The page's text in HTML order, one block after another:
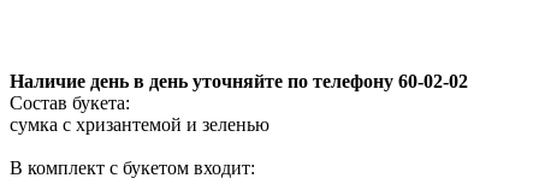
Наличие день в день уточняйте по телефону 60-02-02
Состав букета:
сумка с хризантемой и зеленью
В комплект с букетом входит: